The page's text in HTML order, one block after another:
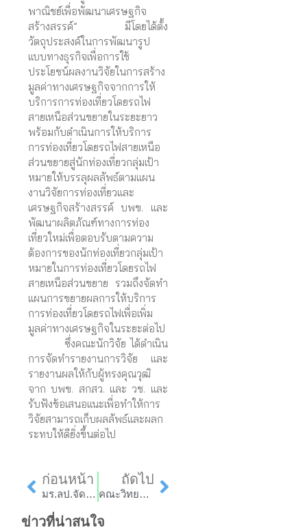
พาณิชย์เพื่อพัฒนาเศรษฐกิจ
สร้างสรรค์” มีโดยได้ตั้ง
วัตถุประสงค์ในการพัฒนารูป
แบบทางธุรกิจเพื่อการใช้
ประโยชน์ผลงานวิจัยในการสร้าง
มูลค่าทางเศรษฐกิจจากการให้
บริการการท่องเที่ยวโดยรถไฟ
สายเหนือส่วนขยายในระยะยาว
พร้อมกับดำเนินการให้บริการ
การท่องเที่ยวโดยรถไฟสายเหนือ
ส่วนขยายสู่นักท่องเที่ยวกลุ่มเป้า
หมายให้บรรลุผลลัพธ์ตามแผน
งานวิจัยการท่องเที่ยวและ
เศรษฐกิจสร้างสรรค์ บพข. และ
พัฒนาผลิตภัณฑ์ทางการท่อง
เที่ยวใหม่เพื่อตอบรับตามความ
ต้องการของนักท่องเที่ยวกลุ่มเป้า
หมายในการท่องเที่ยวโดยรถไฟ
สายเหนือส่วนขยาย รวมถึงจัดทำ
แผนการขยายผลการให้บริการ
การท่องเที่ยวโดยรถไฟเพื่อเพิ่ม
มูลค่าทางเศรษฐกิจในระยะต่อไป
ซึ่งคณะนักวิจัย ได้ดำเนิน
การจัดทำรายงานการวิจัย และ
รายงานผลให้กับผู้ทรงคุณวุฒิ
จาก บพข. สกสว. และ วช. และ
รับฟังข้อเสนอแนะเพื่อทำให้การ
วิจัยสามารถเก็บผลลัพธ์และผลก
ระทบให้ดียิ่งขึ้นต่อไป
Prev
ก่อนหน้า
มร.ลป.จัดกิจกรรมวิ่งเพื่อสุขภาพ “คชบาลรัน 2024” Kochaban Run 2024 : Nature, Herbs, and Health”
ถัดไป
คณะวิทยาการจัดการ ดำเนินโครงการยกระดับนวัตกรรมชุมชนด้วยกระบวนการวิศวกรสังคม
Next
ข่าวที่น่าสนใจ